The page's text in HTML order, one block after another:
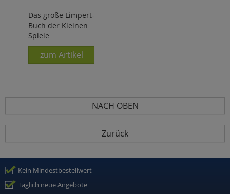
Das große Limpert-
Buch der Kleinen
Spiele
zum Artikel
NACH OBEN
Zurück
Kein Mindestbestellwert
Täglich neue Angebote